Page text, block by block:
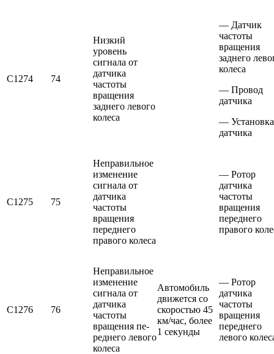
С1274 74
Низкий
уровень
сигнала от
датчика
частоты
вращения
заднего левого
колеса
— Датчик
частоты
вращения
заднего
колеса
— Провод
датчика
— Установка
датчика
С1275 75
Неправильное
изменение
сигнала от
датчика
частоты
вращения
переднего
правого колеса
— Ротор
датчика
частоты
вращения
переднего
правого
С1276 76
Неправильное
измене­ние
сигнала от
датчика
частоты
вращения пе­
реднего левого
колеса
Автомобиль
движется со
скоростью 45
км/час, более
1 секунды
— Ротор
датчика
частоты
вращения
переднего
левого